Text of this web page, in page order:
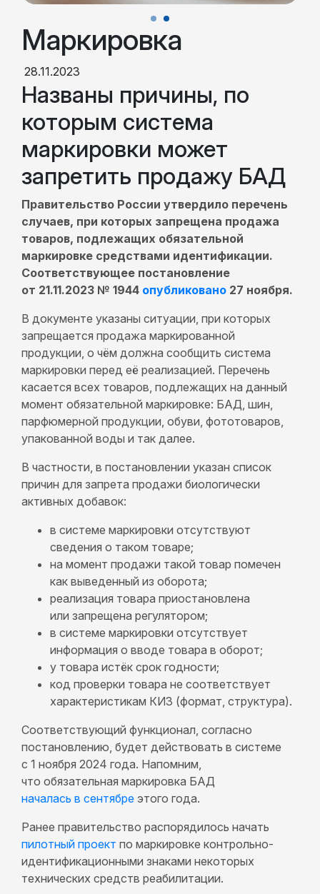
Маркировка
28.11.2023
Названы причины, по
которым система
маркировки может
запретить продажу БАД
Правительство России утвердило перечень
случаев, при которых запрещена продажа
товаров, подлежащих обязательной
маркировке средствами идентификации.
Соответствующее постановление
от 21.11.2023 № 1944 опубликовано 27 ноября.
В документе указаны ситуации, при которых
запрещается продажа маркированной
продукции, о чём должна сообщить система
маркировки перед её реализацией. Перечень
касается всех товаров, подлежащих на данный
момент обязательной маркировке: БАД, шин,
парфюмерной продукции, обуви, фототоваров,
упакованной воды и так далее.
В частности, в постановлении указан список
причин для запрета продажи биологически
активных добавок:
в системе маркировки отсутствуют
сведения о таком товаре;
на момент продажи такой товар помечен
как выведенный из оборота;
реализация товара приостановлена
или запрещена регулятором;
в системе маркировки отсутствует
информация о вводе товара в оборот;
у товара истёк срок годности;
код проверки товара не соответствует
характеристикам КИЗ (формат, структура).
Соответствующий функционал, согласно
постановлению, будет действовать в системе
с 1 ноября 2024 года. Напомним,
что обязательная маркировка БАД
началась в сентябре этого года.
Ранее правительство распорядилось начать
пилотный проект по маркировке контрольно-
идентификационными знаками некоторых
технических средств реабилитации.